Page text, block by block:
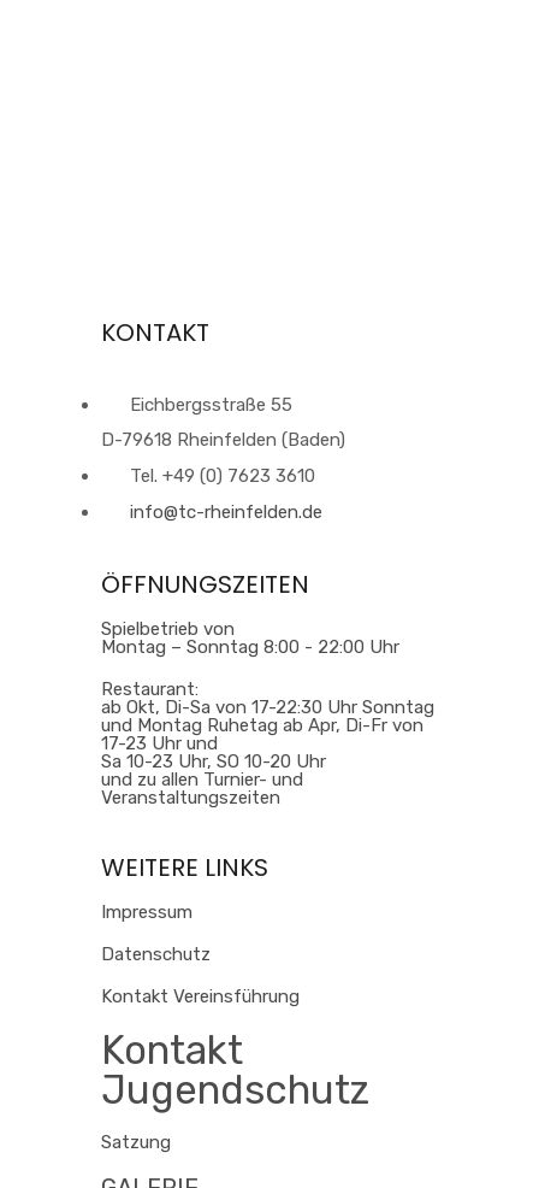
KONTAKT
Eichbergsstraße 55
D-79618 Rheinfelden (Baden)
Tel. +49 (0) 7623 3610
info@tc-rheinfelden.de
ÖFFNUNGSZEITEN
Spielbetrieb von
Montag – Sonntag 8:00 - 22:00 Uhr
Restaurant:
ab Okt, Di-Sa von 17-22:30 Uhr Sonntag
und Montag Ruhetag ab Apr, Di-Fr von
17-23 Uhr und
Sa 10-23 Uhr, SO 10-20 Uhr
und zu allen Turnier- und
Veranstaltungszeiten
WEITERE LINKS
Impressum
Datenschutz
Kontakt Vereinsführung
Kontakt
Jugendschutz
Satzung